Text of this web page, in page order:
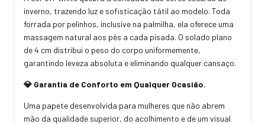
inverno, trazendo luz e sofisticação tátil ao modelo. Toda
forrada por pelinhos, inclusive na palmilha, ela oferece uma
massagem natural aos pés a cada pisada. O solado plano
de 4 cm distribui o peso do corpo uniformemente,
garantindo leveza absoluta e eliminando qualquer cansaço.
💎 Garantia de Conforto em Qualquer Ocasião.
Uma papete desenvolvida para mulheres que não abrem
mão da qualidade superior, do acolhimento e de um visual